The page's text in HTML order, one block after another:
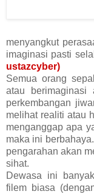
menyangkut
imaginasi pasti
ustazcyber)
Semua orang
atau berimaginasi
perkembangan
melihat realiti atau
menganggap apa
maka ini
pengarahan akan
sihat.
Dewasa ini
filem biasa